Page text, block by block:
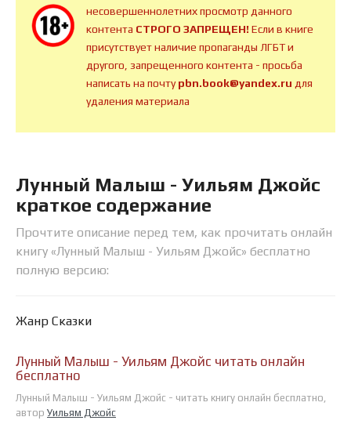
несовершеннолетних просмотр данного
контента СТРОГО ЗАПРЕЩЕН!Если в книге
присутствует наличие пропаганды ЛГБТ и
другого, запрещенного контента - просьба
написать на почтуpbn.book@yandex.ru для
удаления материала
Лунный Малыш - Уильям Джойс
краткое содержание
Прочтите описание перед тем, как прочитать онлайн
книгу «Лунный Малыш - Уильям Джойс» бесплатно
полную версию:
Жанр Сказки
Лунный Малыш - Уильям Джойс читать онлайн
бесплатно
Лунный Малыш - Уильям Джойс - читать книгу онлайн бесплатно,
автор Уильям Джойс